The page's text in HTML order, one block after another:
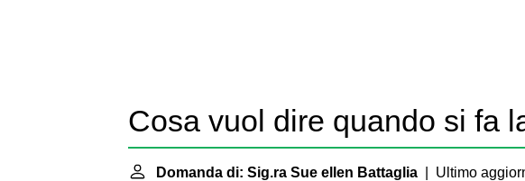
Cosa vuol dire quando si fa
Domanda di: Sig.ra Sue ellen Battaglia | Ultimo